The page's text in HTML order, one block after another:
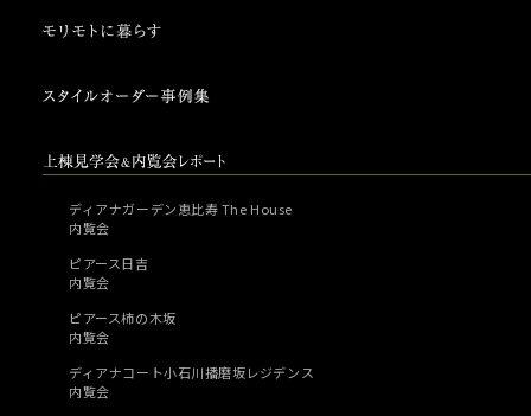
ディアナガーデン恵比寿 The House
内覧会
ピアース日吉
内覧会
ピアース柿の木坂
内覧会
ディアナコート小石川播磨坂レジデンス
内覧会